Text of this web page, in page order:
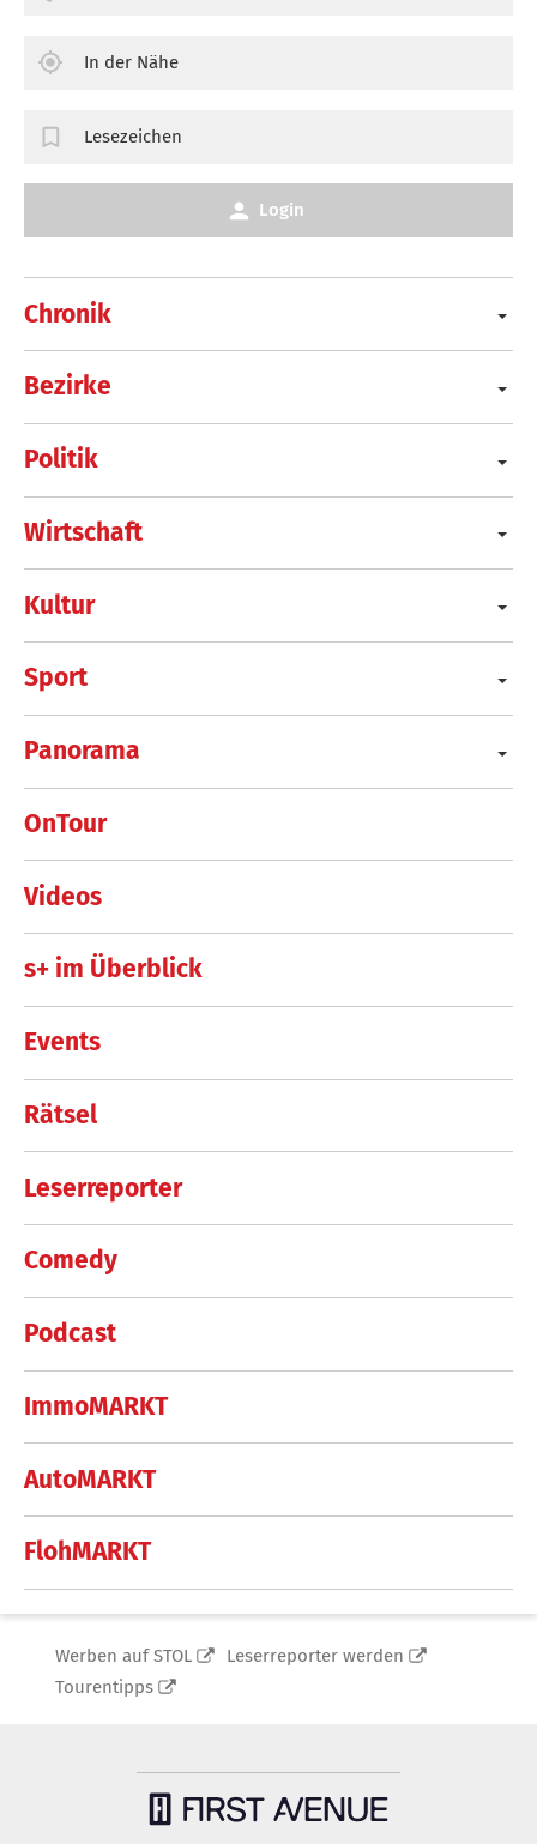
Chronik
Bezirke
Politik
Wirtschaft
Kultur
Sport
Panorama
OnTour
Videos
s+ im Überblick
Events
Rätsel
Leserreporter
Comedy
Podcast
ImmoMARKT
AutoMARKT
FlohMARKT
In der Nähe
Lesezeichen
Login
Werben auf STOL
Leserreporter werden
Tourentipps